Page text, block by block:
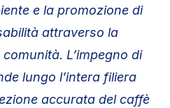
e la promozione di
attraverso la
L’impegno di
lungo l’intera filiera
accurata del caffè